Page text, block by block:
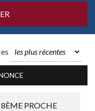
PROCHE